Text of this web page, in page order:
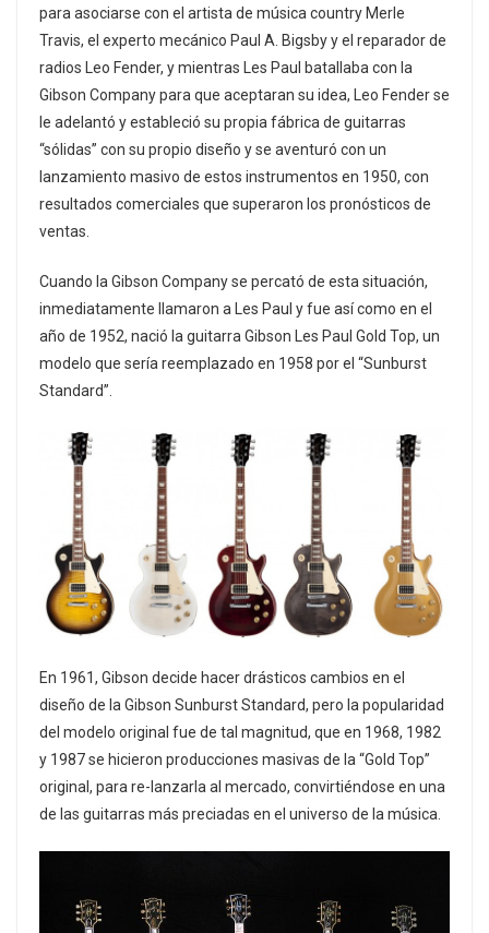
para asociarse con el artista de música country Merle
Travis, el experto mecánico Paul A. Bigsby y el reparador de
radios Leo Fender, y mientras Les Paul batallaba con la
Gibson Company para que aceptaran su idea, Leo Fender se
le adelantó y estableció su propia fábrica de guitarras
“sólidas” con su propio diseño y se aventuró con un
lanzamiento masivo de estos instrumentos en 1950, con
resultados comerciales que superaron los pronósticos de
ventas.
Cuando la Gibson Company se percató de esta situación,
inmediatamente llamaron a Les Paul y fue así como en el
año de 1952, nació la guitarra Gibson Les Paul Gold Top, un
modelo que sería reemplazado en 1958 por el “Sunburst
Standard”.
En 1961, Gibson decide hacer drásticos cambios en el
diseño de la Gibson Sunburst Standard, pero la popularidad
del modelo original fue de tal magnitud, que en 1968, 1982
y 1987 se hicieron producciones masivas de la “Gold Top”
original, para re-lanzarla al mercado, convirtiéndose en una
de las guitarras más preciadas en el universo de la música.